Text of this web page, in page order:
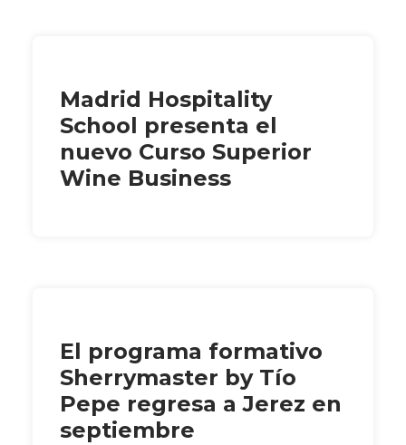
Madrid Hospitality
School presenta el
nuevo Curso Superior
Wine Business
El programa formativo
Sherrymaster by Tío
Pepe regresa a Jerez en
septiembre